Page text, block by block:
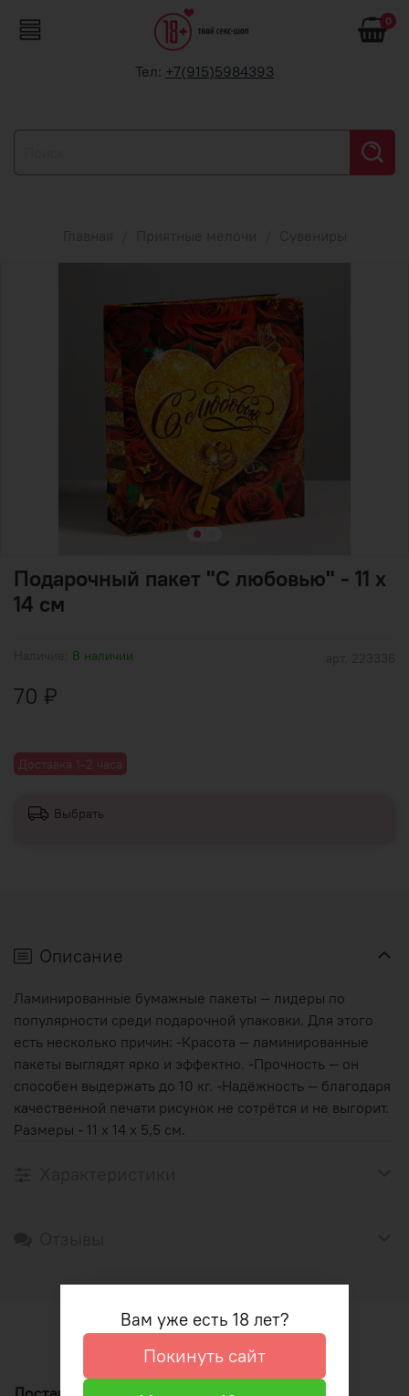
0
Тел: +7(915)5984393
В наличии
Доставка 1-2 часа
Подарочный пакет "С любовью" - 11 х
14 см
70 ₽
Выбрать
Описание
Ламинированные бумажные пакеты — лидеры по
популярности среди подарочной упаковки. Для этого
есть несколько причин: -Красота — ламинированные
пакеты выглядят ярко и эффектно. -Прочность — он
способен выдержать до 10 кг. -Надёжность — благодаря
качественной печати рисунок не сотрётся и не выгорит.
Размеры - 11 х 14 х 5,5 см.
Оформление и оплата
Вам уже есть 18 лет?
Покинуть сайт